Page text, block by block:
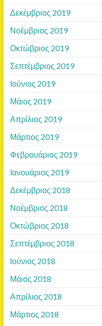
Δεκέμβριος 2019
Νοέμβριος 2019
Οκτώβριος 2019
Σεπτέμβριος 2019
Ιούνιος 2019
Μάιος 2019
Απρίλιος 2019
Μάρτιος 2019
Φεβρουάριος 2019
Ιανουάριος 2019
Δεκέμβριος 2018
Νοέμβριος 2018
Οκτώβριος 2018
Σεπτέμβριος 2018
Ιούνιος 2018
Μάιος 2018
Απρίλιος 2018
Μάρτιος 2018